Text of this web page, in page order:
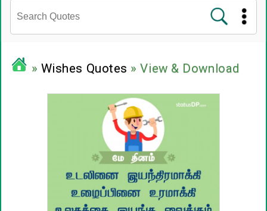
பழமொழிகள்
ஊக்கம் / உத்வேக பொன்மொழிகள்
காதல் பொன்மொழிகள்
» Wishes Quotes » View & Download